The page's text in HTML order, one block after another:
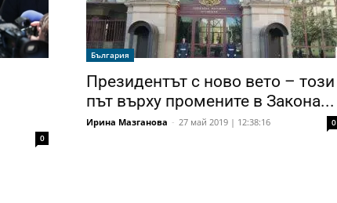
0
България
Президентът с ново вето – този
път върху промените в Закона...
Ирина Мазганова - 27 май 2019 | 12:38:16 0